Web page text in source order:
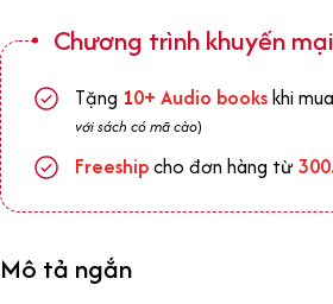
Chương trình khuyến mại
Tặng 10+ Audio bookskhi
với sách có mã cào)
Freeshipcho đơn hàng từ
Mô tả ngắn